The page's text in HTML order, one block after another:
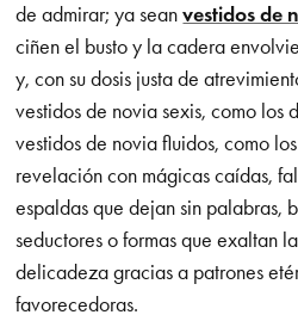
de admirar; ya seanvestidos de
ciñen el busto y la cadera
y, con su dosis justa de
vestidos de novia sexis, como los
vestidos de novia fluidos, como
revelación con mágicas caídas,
espaldas que dejan sin palabras,
seductores o formas que exaltan
delicadeza gracias a patrones
favorecedoras.